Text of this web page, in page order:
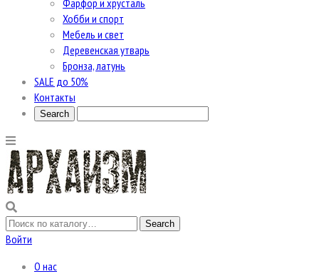
Фарфор и хрусталь
Хобби и спорт
Мебель и свет
Деревенская утварь
Бронза, латунь
SALE до 50%
Контакты
Войти
О нас